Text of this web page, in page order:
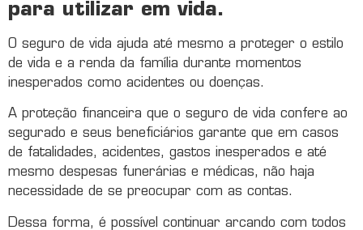
para utilizar em vida.
O seguro de vida ajuda até mesmo a proteger o estilo
de vida e a renda da família durante momentos
inesperados como acidentes ou doenças.
A proteção financeira que o seguro de vida confere ao
segurado e seus beneficiários garante que em casos
de fatalidades, acidentes, gastos inesperados e até
mesmo despesas funerárias e médicas, não haja
necessidade de se preocupar com as contas.
Dessa forma, é possível continuar arcando com todos